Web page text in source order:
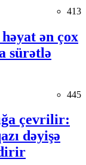
413
ən çox
sürətlə
445
çevrilir:
dəyişə